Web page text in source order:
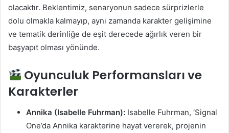
olacaktır. Beklentimiz, senaryonun sadece sürprizlerle
dolu olmakla kalmayıp, aynı zamanda karakter gelişimine
ve tematik derinliğe de eşit derecede ağırlık veren bir
başyapıt olması yönünde.
Oyunculuk Performansları ve
Karakterler
Annika (Isabelle Fuhrman): Isabelle Fuhrman, ‘Signal
One’da Annika karakterine hayat vererek, projenin